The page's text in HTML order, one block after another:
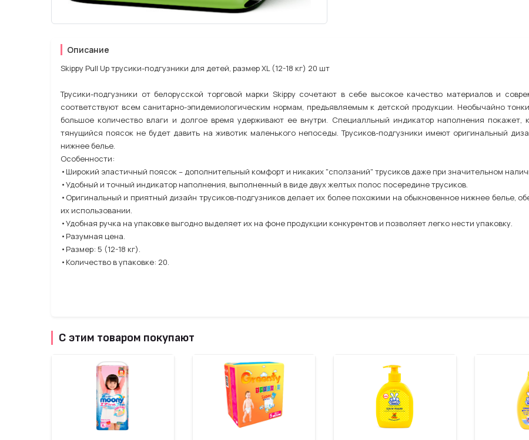
Описание
Skippy Pull Up трусики-подгузники для детей, размер XL (12-18 кг) 20 шт
Трусики-подгузники от белорусской торговой марки Skippy сочетают в себе высокое качество материалов и
соответствуют всем санитарно-эпидемиологическим нормам, предъявляемым к детской продукции. Необычайно
большое количество влаги и долгое время удерживают ее внутри. Специалльный индикатор наполнения покажет,
тянущийся поясок не будет давить на животик маленького непоседы. Трусиков-подгузники имеют оригинальный
нижнее белье.
Особенности:
•Широкий эластичный поясок – дополнительный комфорт и никаких "сползаний" трусиков даже при значительном
•Удобный и точный индикатор наполнения, выполненный в виде двух желтых полос посередине трусиков.
•Оригинальный и приятный дизайн трусиков-подгузников делает их более похожими на обыкновенное нижнее белье,
их использовании.
•Удобная ручка на упаковке выгодно выделяет их на фоне продукции конкурентов и позволяет легко нести упаковку.
•Разумная цена.
•Размер: 5 (12-18 кг).
•Количество в упаковке: 20.
С этим товаром покупают